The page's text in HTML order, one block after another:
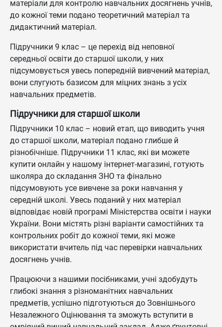
матеріали для контролю навчальних досягнень учнів,
до кожної теми подано теоретичний матеріал та
дидактичний матеріал.
Підручники 9 клас – це перехід від неповної
середньої освіти до старшої школи, у них
підсумовується увесь попередній вивчений матеріал,
вони слугують базисом для міцних знань з усіх
навчальних предметів.
Підручники для старшої школи
Підручники 10 клас – новий етап, що виводить учня
до старшої школи, матеріал подано глибше й
різнобічніше. Підручники 11 клас, які ви можете
купити онлайн у нашому інтернет-магазині, готують
школяра до складання ЗНО та фінально
підсумовують усе вивчене за роки навчання у
середній школі. Увесь поданий у них матеріал
відповідає новій програмі Міністерства освіти і науки
України. Вони містять різні варіанти самостійних та
контрольних робіт до кожної теми, які може
використати вчитель під час перевірки навчальних
досягнень учнів.
Працюючи з нашими посібниками, учні здобудуть
глибокі знання з різноманітних навчальних
предметів, успішно підготуються до Зовнішнього
Незалежного Оцінювання та зможуть вступити в